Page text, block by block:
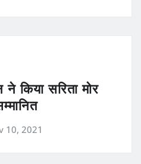
किया सरिता मोर
10, 2021